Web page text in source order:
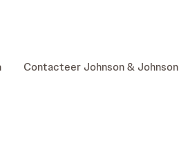
Contacteer Johnson & Johnson